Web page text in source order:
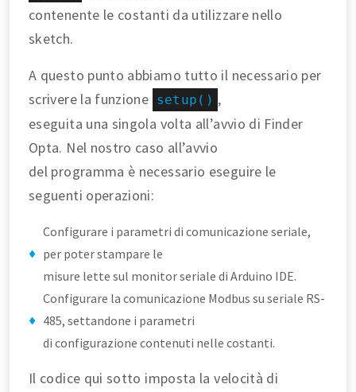
contenente le costanti da utilizzare nello
sketch.
A questo punto abbiamo tutto il necessario per
scrivere la funzione setup() ,
eseguita una singola volta all’avvio di Finder
Opta. Nel nostro caso all’avvio
del programma è necessario eseguire le
seguenti operazioni:
Configurare i parametri di comunicazione seriale,
per poter stampare le
misure lette sul monitor seriale di Arduino IDE.
Configurare la comunicazione Modbus su seriale RS-
485, settandone i parametri
di configurazione contenuti nelle costanti.
Il codice qui sotto imposta la velocità di